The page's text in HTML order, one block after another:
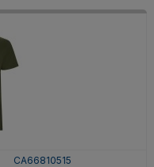
CA66810515